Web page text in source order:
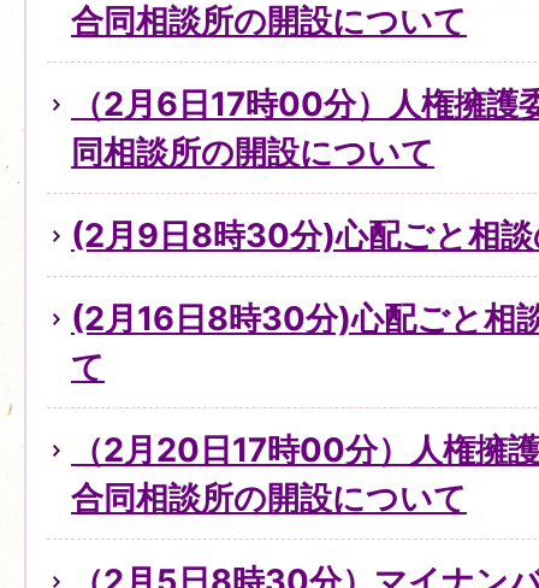
合同相談所の開設について
（2月6日17時00分）人権擁護
同相談所の開設について
(2月9日8時30分)心配ごと相
(2月16日8時30分)心配ごと相
て
（2月20日17時00分）人権擁
合同相談所の開設について